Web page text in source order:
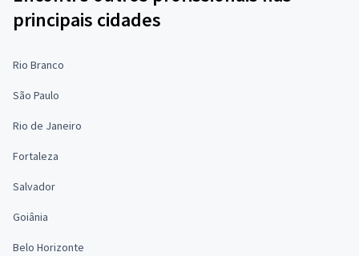
principais cidades
Rio Branco
São Paulo
Rio de Janeiro
Fortaleza
Salvador
Goiânia
Belo Horizonte